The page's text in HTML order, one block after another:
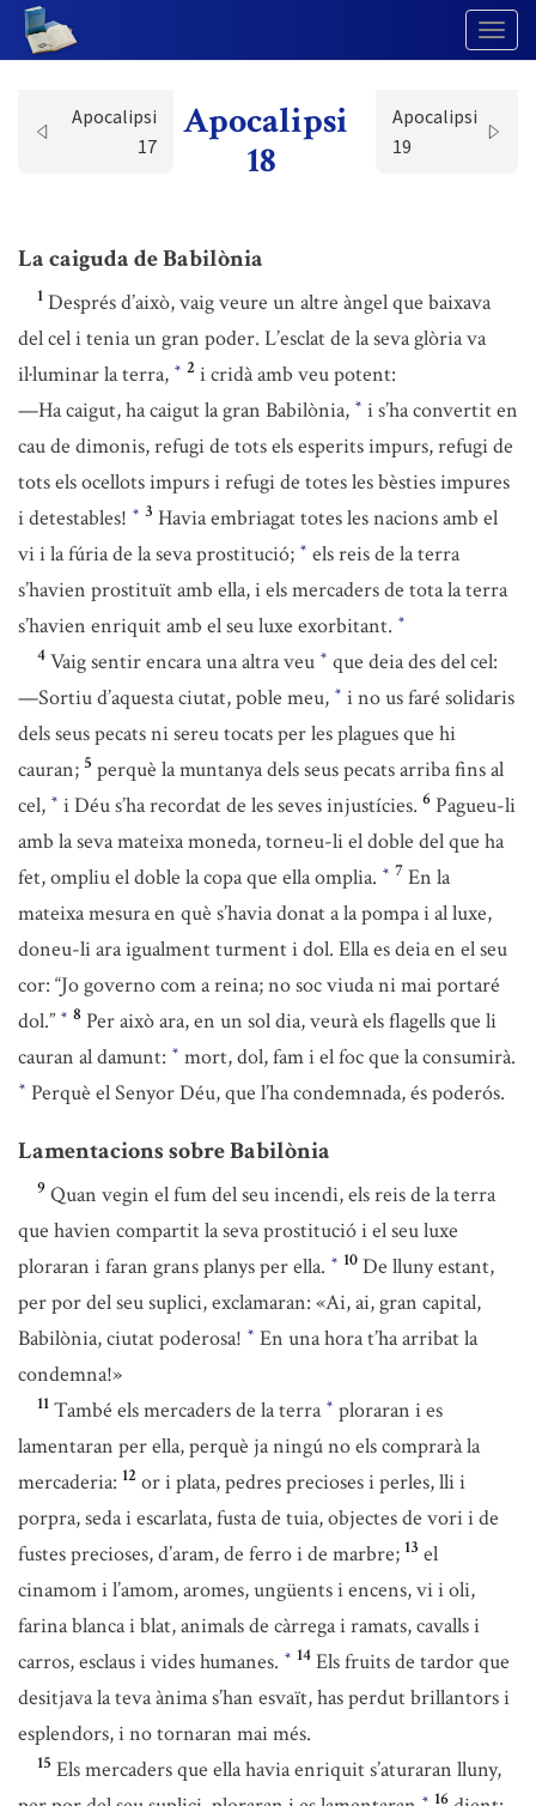
Apocalipsi
17
Apocalipsi
18
Apocalipsi
19
La caiguda de Babilònia
1 Després d’això, vaig veure un altre àngel que baixava
del cel i tenia un gran poder. L’esclat de la seva glòria va
il·luminar la terra, * 2 i cridà amb veu potent:
—Ha caigut, ha caigut la gran Babilònia, * i s’ha convertit en
cau de dimonis, refugi de tots els esperits impurs, refugi de
tots els ocellots impurs i refugi de totes les bèsties impures
i detestables! * 3 Havia embriagat totes les nacions amb el
vi i la fúria de la seva prostitució; * els reis de la terra
s’havien prostituït amb ella, i els mercaders de tota la terra
s’havien enriquit amb el seu luxe exorbitant. *
4 Vaig sentir encara una altra veu * que deia des del cel:
—Sortiu d’aquesta ciutat, poble meu, * i no us faré solidaris
dels seus pecats ni sereu tocats per les plagues que hi
cauran; 5 perquè la muntanya dels seus pecats arriba fins al
cel, * i Déu s’ha recordat de les seves injustícies. 6 Pagueu-li
amb la seva mateixa moneda, torneu-li el doble del que ha
fet, ompliu el doble la copa que ella omplia. * 7 En la
mateixa mesura en què s’havia donat a la pompa i al luxe,
doneu-li ara igualment turment i dol. Ella es deia en el seu
cor: “Jo governo com a reina; no soc viuda ni mai portaré
dol.” * 8 Per això ara, en un sol dia, veurà els flagells que li
cauran al damunt: * mort, dol, fam i el foc que la consumirà.
* Perquè el Senyor Déu, que l’ha condemnada, és poderós.
Lamentacions sobre Babilònia
9 Quan vegin el fum del seu incendi, els reis de la terra
que havien compartit la seva prostitució i el seu luxe
ploraran i faran grans planys per ella. * 10 De lluny estant,
per por del seu suplici, exclamaran: «Ai, ai, gran capital,
Babilònia, ciutat poderosa! * En una hora t’ha arribat la
condemna!»
11 També els mercaders de la terra * ploraran i es
lamentaran per ella, perquè ja ningú no els comprarà la
mercaderia: 12 or i plata, pedres precioses i perles, lli i
porpra, seda i escarlata, fusta de tuia, objectes de vori i de
fustes precioses, d’aram, de ferro i de marbre; 13 el
cinamom i l’amom, aromes, ungüents i encens, vi i oli,
farina blanca i blat, animals de càrrega i ramats, cavalls i
carros, esclaus i vides humanes. * 14 Els fruits de tardor que
desitjava la teva ànima s’han esvaït, has perdut brillantors i
esplendors, i no tornaran mai més.
15 Els mercaders que ella havia enriquit s’aturaran lluny,
* 16